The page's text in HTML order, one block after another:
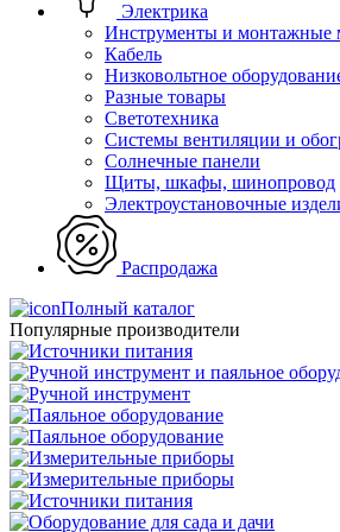
Электрика
Инструменты и монтажные
Кабель
Низковольтное
Разные товары
Светотехника
Системы вентиляции и
Солнечные панели
Щиты, шкафы, шинопровод
Электроустановочные
Распродажа
Полный каталог
Популярные производители